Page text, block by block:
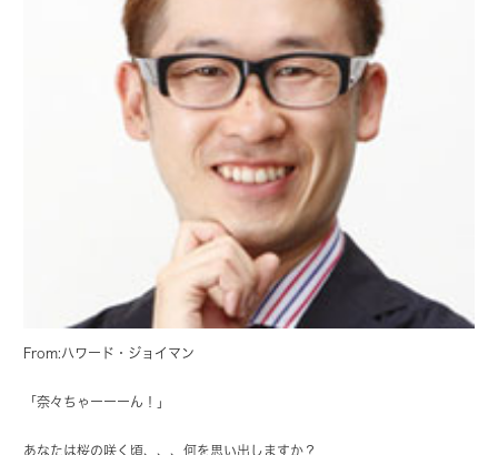
From:ハワード・ジョイマン
「奈々ちゃーーーん！」
あなたは桜の咲く頃、、、何を思い出しますか？